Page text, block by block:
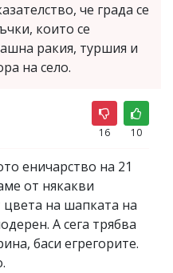
че града се
които се
ракия, туршия и
на село.
16 10
еничарство на 21
от някакви
цвета на шапката на
А сега трябва
баси егрегорите.